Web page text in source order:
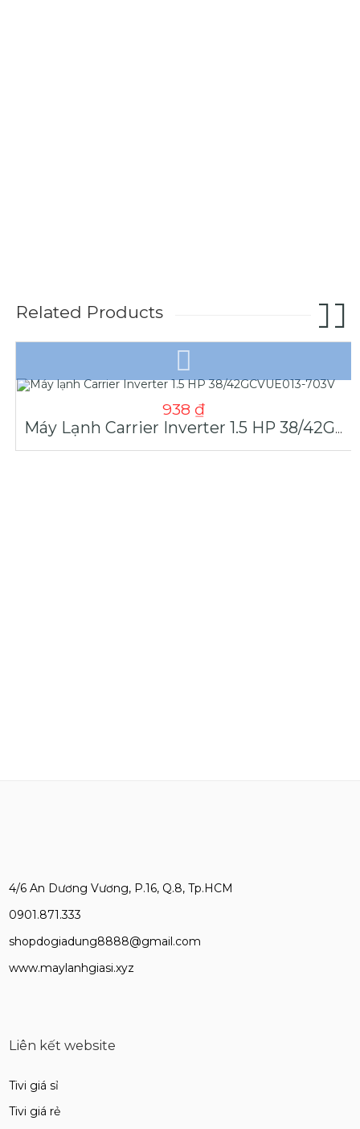
Related Products
938 ₫
Máy Lạnh Carrier Inverter 1.5 HP 38/42GCVUE013-703V
4/6 An Dương Vương, P.16, Q.8, Tp.HCM
0901.871.333
shopdogiadung8888@gmail.com
www.maylanhgiasi.xyz
Liên kết website
Tivi giá sỉ
Tivi giá rẻ